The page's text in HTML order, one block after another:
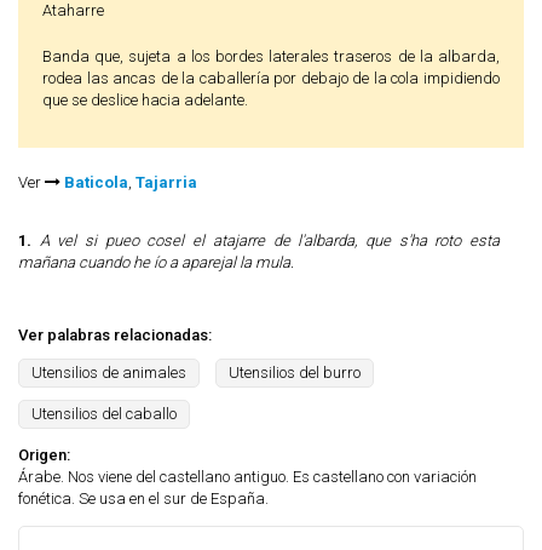
Ataharre
Banda que, sujeta a los bordes laterales traseros de la albarda,
rodea las ancas de la caballería por debajo de la cola impidiendo
que se deslice hacia adelante.
Ver Baticola, Tajarria
1. A vel si pueo cosel el atajarre de l'albarda, que s'ha roto esta
mañana cuando he ío a aparejal la mula.
Ver palabras relacionadas:
Utensilios de animales Utensilios del burro
Utensilios del caballo
Origen:
Árabe. Nos viene del castellano antiguo. Es castellano con variación
fonética. Se usa en el sur de España.